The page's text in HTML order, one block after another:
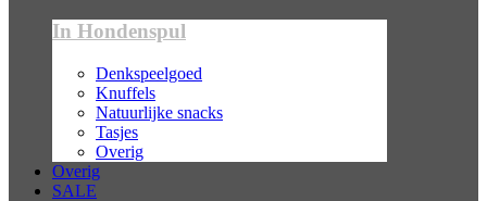
In Hondenspul
Denkspeelgoed
Knuffels
Natuurlijke snacks
Tasjes
Overig
Overig
SALE